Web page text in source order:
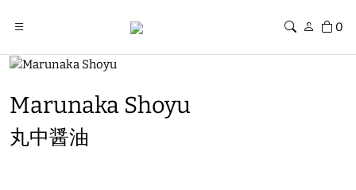
0
Marunaka Shoyu
丸中醤油